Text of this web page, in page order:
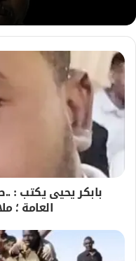
بابكر يحيى يكتب :
العامة ؛